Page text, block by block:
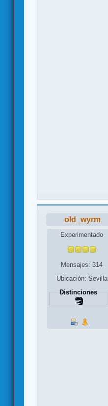
old_wyrm
Experimentado
Mensajes: 314
Ubicación: Sevilla
Distinciones